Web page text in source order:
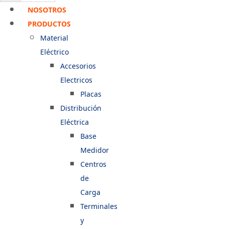
NOSOTROS
PRODUCTOS
Material
Eléctrico
Accesorios
Electricos
Placas
Distribución
Eléctrica
Base
Medidor
Centros
de
Carga
Terminales
y